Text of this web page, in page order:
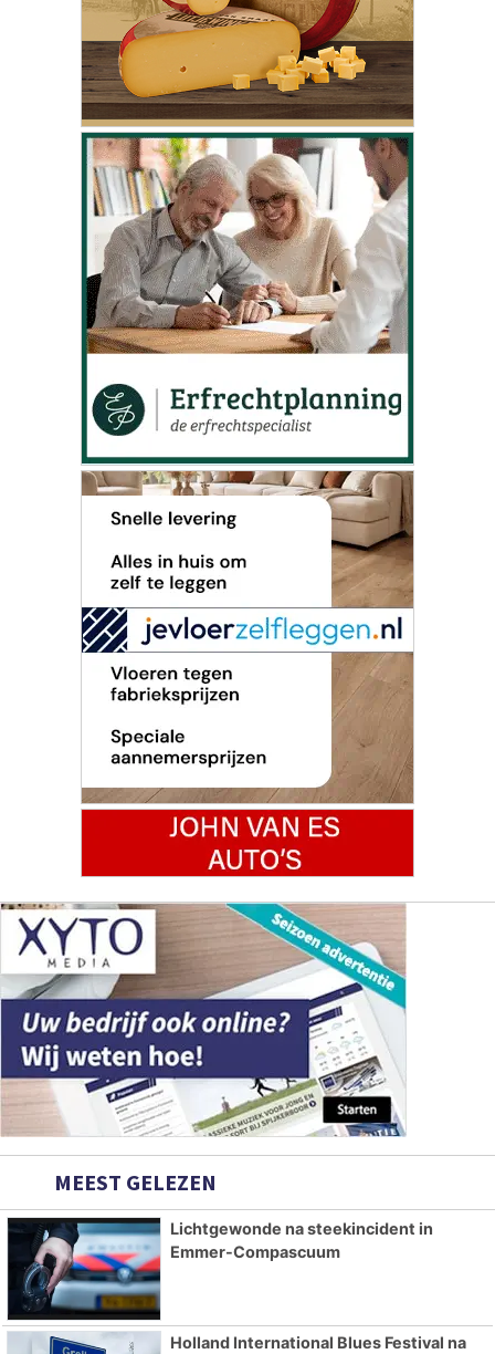
MEEST GELEZEN
Lichtgewonde na steekincident in
Emmer-Compascuum
Holland International Blues Festival na